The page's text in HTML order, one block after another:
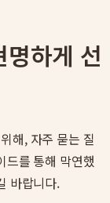
하게 선
해, 자주 묻는 질
드를 통해 막연했
바랍니다.